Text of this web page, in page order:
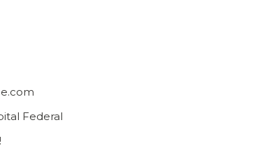
Federal